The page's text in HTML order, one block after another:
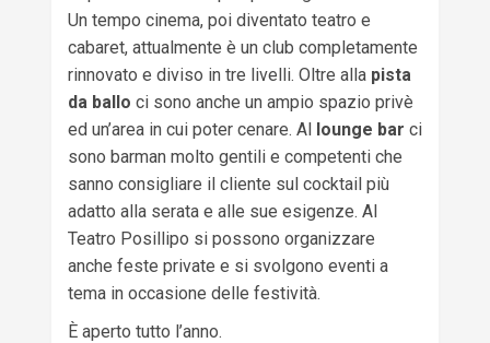
Un tempo cinema, poi diventato teatro e
cabaret, attualmente è un club completamente
rinnovato e diviso in tre livelli. Oltre alla pista
da ballo ci sono anche un ampio spazio privè
ed un’area in cui poter cenare. Al lounge bar ci
sono barman molto gentili e competenti che
sanno consigliare il cliente sul cocktail più
adatto alla serata e alle sue esigenze. Al
Teatro Posillipo si possono organizzare
anche feste private e si svolgono eventi a
tema in occasione delle festività.
È aperto tutto l’anno.